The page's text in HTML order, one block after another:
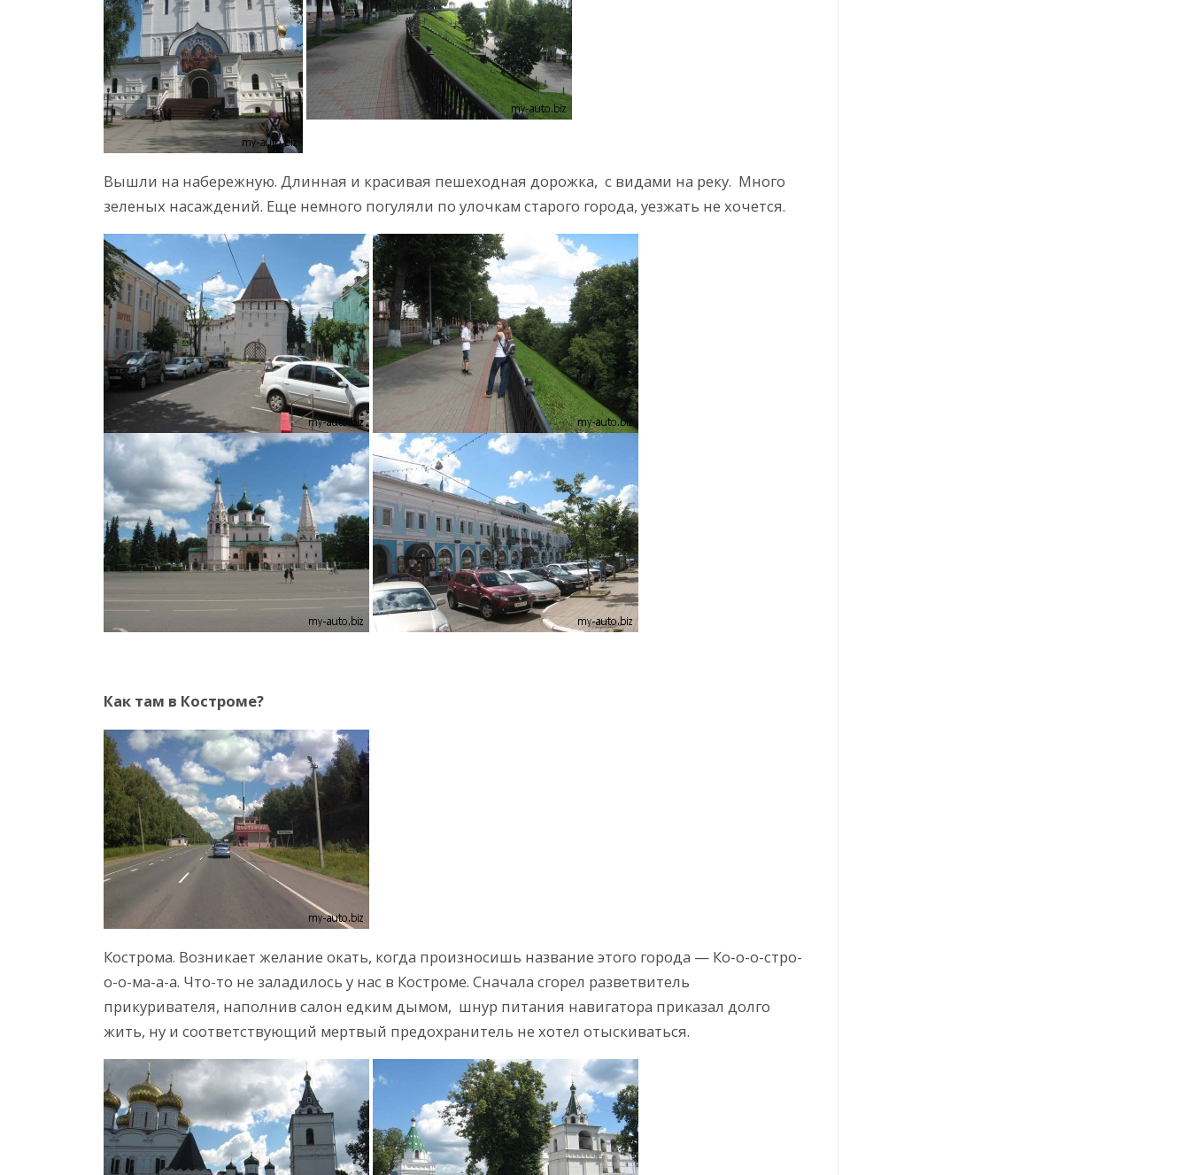
Вышли на набережную. Длинная и красивая пешеходная дорожка, с видами на реку. Много
зеленых насаждений. Еще немного погуляли по улочкам старого города, уезжать не хочется.
Как там в Костроме?
Кострома. Возникает желание окать, когда произносишь название этого города — Ко-о-о-стро-
о-о-ма-а-а. Что-то не заладилось у нас в Костроме. Сначала сгорел разветвитель
прикуривателя, наполнив салон едким дымом, шнур питания навигатора приказал долго
жить, ну и соответствующий мертвый предохранитель не хотел отыскиваться.